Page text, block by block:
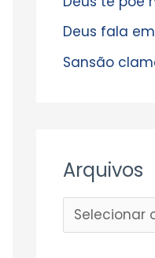
Deus fala
Sansão
Arquivos